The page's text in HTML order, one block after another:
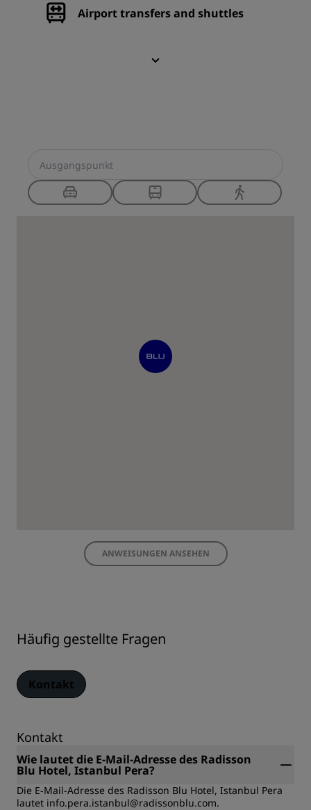
Airport transfers and shuttles
ANWEISUNGEN ANSEHEN
Häufig gestellte Fragen
Kontakt
Kontakt
Wie lautet die E-Mail-Adresse des Radisson
Blu Hotel, Istanbul Pera?
Die E-Mail-Adresse des Radisson Blu Hotel, Istanbul Pera
lautet info.pera.istanbul@radissonblu.com.